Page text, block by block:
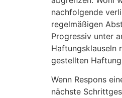
nachfolgende
regelmäßigen
Progressiv unter
Haftungsklauseln
gestellten
Wenn Respons
nächste